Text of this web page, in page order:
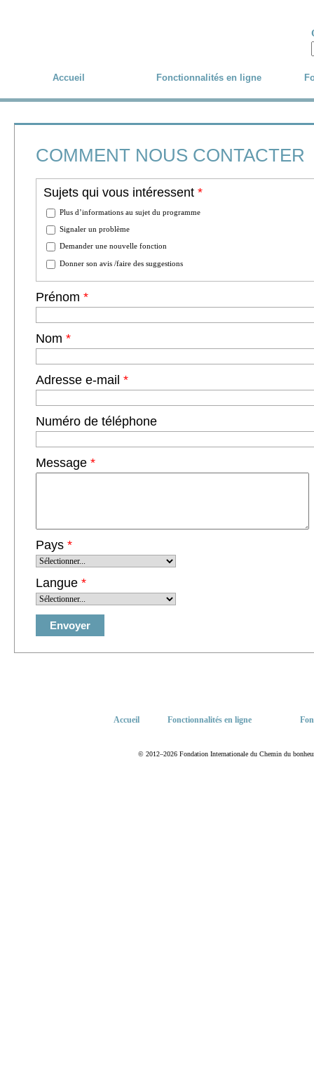
Accueil Fonctionnalités en ligne
COMMENT NOUS CONTACTER
Sujets qui vous intéressent *
Plus d’informations au sujet du programme
Signaler un problème
Demander une nouvelle fonction
Donner son avis /faire des suggestions
Prénom *
Nom *
Adresse e-mail *
Numéro de téléphone
Message *
Pays *
Langue *
Accueil Fonctionnalités en ligne
© 2012–2026 Fondation Internationale du Chemin du